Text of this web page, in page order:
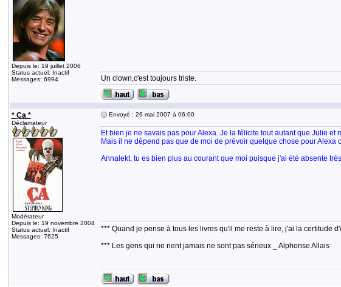
Depuis le: 19 juillet 2006
Status actuel: Inactif
Messages: 6994
Un clown,c'est toujours triste.
* Ça *
Déclamateur
Modérateur
Depuis le: 19 novembre 2004
Status actuel: Inactif
Messages: 7625
Envoyé : 26 mai 2007 à 06:00
Et bien je ne savais pas pour Alexa. Je la félicite tout autant que Julie
Mais il ne dépend pas que de moi de prévoir quelque chose pour Alexa
Annalekt, tu es bien plus au courant que moi puisque j'ai été absente
*** Quand je pense à tous les livres qu'il me reste à lire, j'ai la certitude
*** Les gens qui ne rient jamais ne sont pas sérieux _ Alphonse Allais